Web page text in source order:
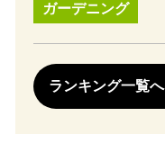
ガーデニング
ランキング一覧へ